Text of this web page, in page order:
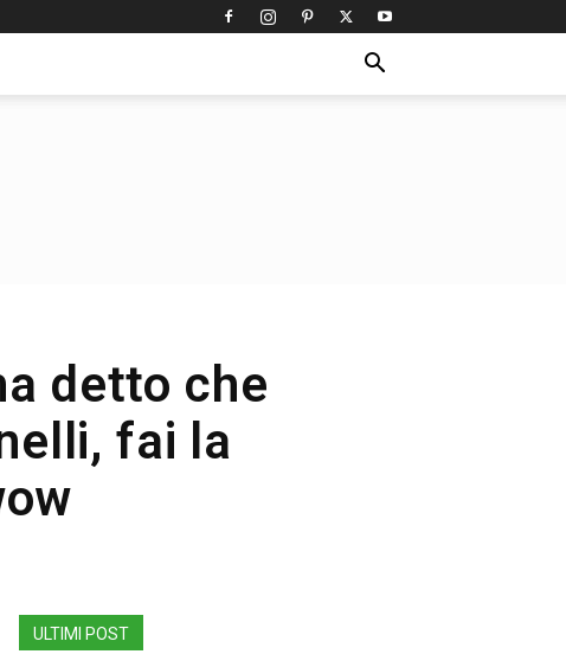
detto che
fai la
ULTIMI POST